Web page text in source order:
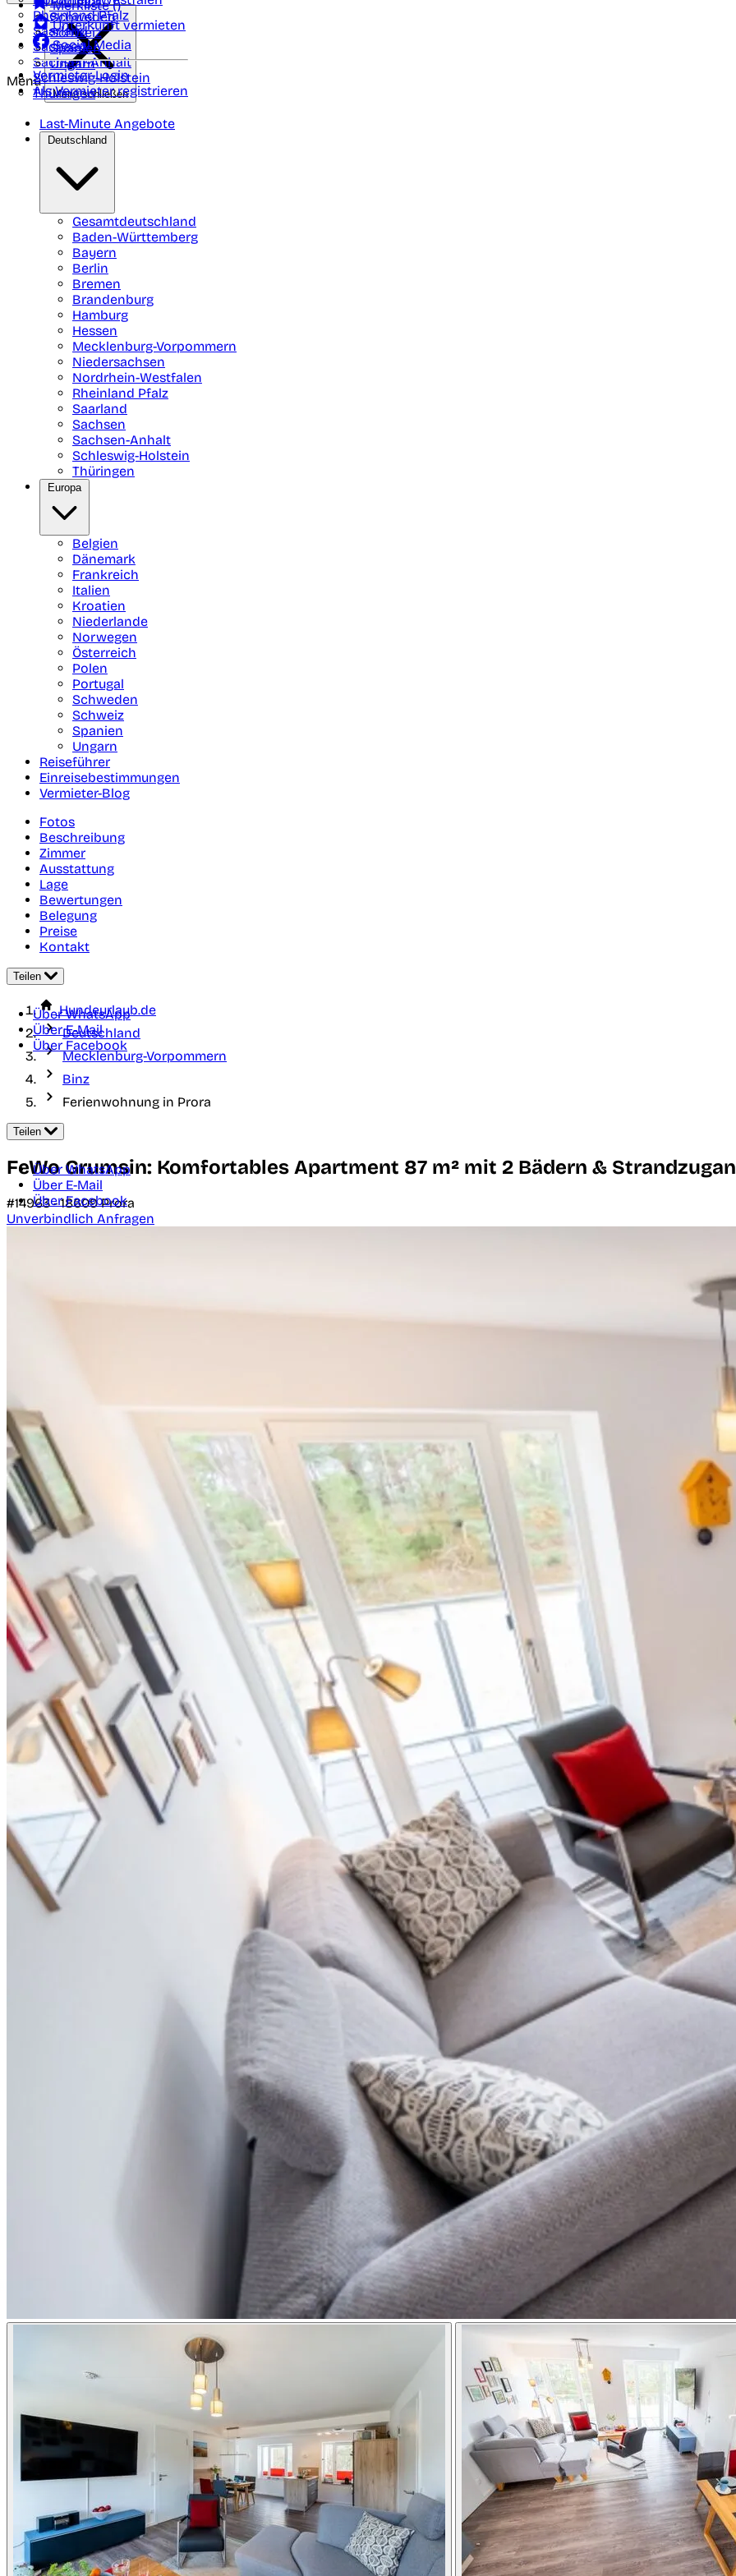
Rheinland Pfalz
Saarland
Sachsen
Sachsen-Anhalt
Schleswig-Holstein
Thüringen
Schweden
Schweiz
Spanien
Ungarn
Merkliste ()
Unterkunft vermieten
Social Media
Vermieter-Login
Als Vermieter registrieren
Menü
Menü schließen
Last-Minute Angebote
Deutschland
Gesamtdeutschland
Baden-Württemberg
Bayern
Berlin
Bremen
Brandenburg
Hamburg
Hessen
Mecklenburg-Vorpommern
Niedersachsen
Nordrhein-Westfalen
Rheinland Pfalz
Saarland
Sachsen
Sachsen-Anhalt
Schleswig-Holstein
Thüringen
Europa
Belgien
Dänemark
Frankreich
Italien
Kroatien
Niederlande
Norwegen
Österreich
Polen
Portugal
Schweden
Schweiz
Spanien
Ungarn
Reiseführer
Einreisebestimmungen
Vermieter-Blog
Fotos
Beschreibung
Zimmer
Ausstattung
Lage
Bewertungen
Belegung
Preise
Kontakt
Teilen
Über WhatsApp
Über E-Mail
Über Facebook
Hundeurlaub.de
Deutschland
Mecklenburg-Vorpommern
Binz
Ferienwohnung in Prora
Teilen
Über WhatsApp
Über E-Mail
Über Facebook
FeWo Grumsin: Komfortables Apartment 87 m² mit 2 Bädern &
#14963 -18609Prora
Unverbindlich Anfragen